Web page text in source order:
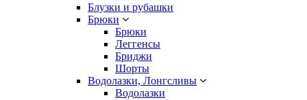
Блузки и рубашки
Брюки
Брюки
Леггенсы
Бриджи
Шорты
Водолазки, Лонгсливы
Водолазки